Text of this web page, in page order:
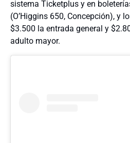
sistema Ticketplus y en
(O’Higgins 650, Concepción), y
$3.500 la entrada general y
adulto mayor.